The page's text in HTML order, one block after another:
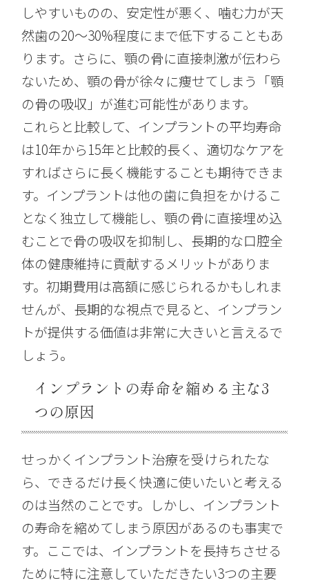
しやすいものの、安定性が悪く、噛む力が天
然歯の20〜30%程度にまで低下することもあ
ります。さらに、顎の骨に直接刺激が伝わら
ないため、顎の骨が徐々に痩せてしまう「顎
の骨の吸収」が進む可能性があります。
これらと比較して、インプラントの平均寿命
は10年から15年と比較的長く、適切なケアを
すればさらに長く機能することも期待できま
す。インプラントは他の歯に負担をかけるこ
となく独立して機能し、顎の骨に直接埋め込
むことで骨の吸収を抑制し、長期的な口腔全
体の健康維持に貢献するメリットがありま
す。初期費用は高額に感じられるかもしれま
せんが、長期的な視点で見ると、インプラン
トが提供する価値は非常に大きいと言えるで
しょう。
インプラントの寿命を縮める主な3
つの原因
せっかくインプラント治療を受けられたな
ら、できるだけ長く快適に使いたいと考える
のは当然のことです。しかし、インプラント
の寿命を縮めてしまう原因があるのも事実で
す。ここでは、インプラントを長持ちさせる
ために特に注意していただきたい3つの主要